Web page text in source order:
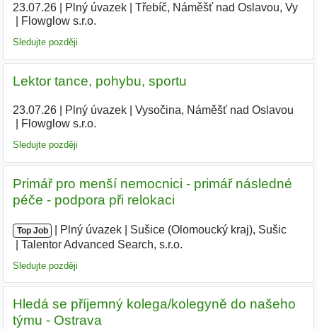
23.07.26| Plný úvazek| Třebíč, Náměšť nad Oslavou, Vy|
Flowglow s.r.o.
Sledujte později
Lektor tance, pohybu, sportu
23.07.26| Plný úvazek| Vysočina, Náměšť nad Oslavou
Flowglow s.r.o.
Sledujte později
Primář pro menší nemocnici - primář následné
péče - podpora při relokaci
Top Job Plný úvazek Sušice (Olomoucký kraj), Sušic
Talentor Advanced Search, s.r.o.
Sledujte později
Hledá se příjemný kolega/kolegyně do našeho
týmu - Ostrava